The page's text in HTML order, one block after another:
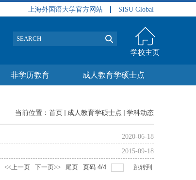
上海外国语大学官方网站 SISU Global
学校主页
非学历教育 成人教育学硕士点
当前位置： 首页 成人教育学硕士点 学科动态
2020-06-18
2015-09-18
<<上一页 下一页>> 尾页 页码 4/4 跳转到